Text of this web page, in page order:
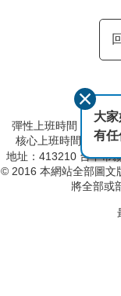
彈性上班時間：
核心上班時間：星期
地址：413210 台中市
© 2016 本網站全部圖文
將全部或
大
有